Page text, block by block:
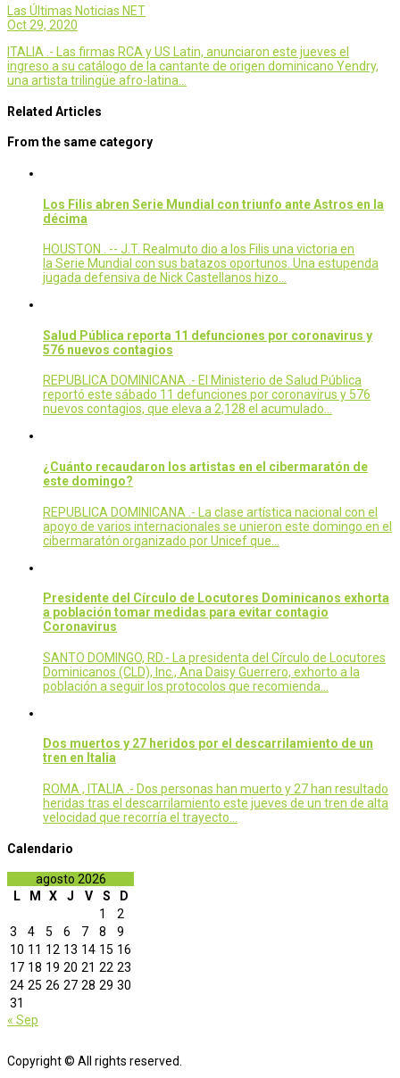
Las Últimas Noticias NET
Oct 29, 2020
ITALIA .- Las firmas RCA y US Latin, anunciaron este jueves el
ingreso a su catálogo de la cantante de origen dominicano Yendry,
una artista trilingüe afro-latina…
Related Articles
From the same category
Los Filis abren Serie Mundial con triunfo ante Astros en la
décima
HOUSTON . -- J.T. Realmuto dio a los Filis una victoria en
la Serie Mundial con sus batazos oportunos. Una estupenda
jugada defensiva de Nick Castellanos hizo…
Salud Pública reporta 11 defunciones por coronavirus y
576 nuevos contagios
REPUBLICA DOMINICANA .- El Ministerio de Salud Pública
reportó este sábado 11 defunciones por coronavirus y 576
nuevos contagios, que eleva a 2,128 el acumulado…
¿Cuánto recaudaron los artistas en el cibermaratón de
este domingo?
REPUBLICA DOMINICANA .- La clase artística nacional con el
apoyo de varios internacionales se unieron este domingo en el
cibermaratón organizado por Unicef que…
Presidente del Círculo de Locutores Dominicanos exhorta
a población tomar medidas para evitar contagio
Coronavirus
SANTO DOMINGO, RD.- La presidenta del Círculo de Locutores
Dominicanos (CLD), Inc., Ana Daisy Guerrero, exhorto a la
población a seguir los protocolos que recomienda…
Dos muertos y 27 heridos por el descarrilamiento de un
tren en Italia
ROMA , ITALIA .- Dos personas han muerto y 27 han resultado
heridas tras el descarrilamiento este jueves de un tren de alta
velocidad que recorría el trayecto…
Calendario
agosto 2026
L
M X J V S
D
1
2
3
4 5 6 7 8
9
10 11 12 13 14 15 16
17 18 19 20 21 22 23
24 25 26 27 28 29 30
31
« Sep
Copyright © All rights reserved.